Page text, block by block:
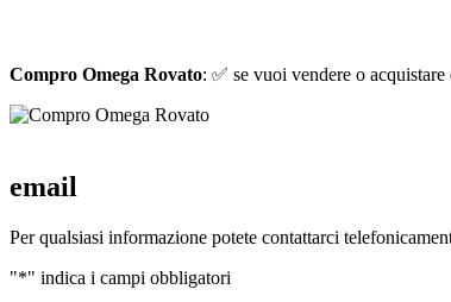
Compro Omega Rovato: ✅ se vuoi vendere o
email
Per qualsiasi informazione potete contattarci
"*" indica i campi obbligatori